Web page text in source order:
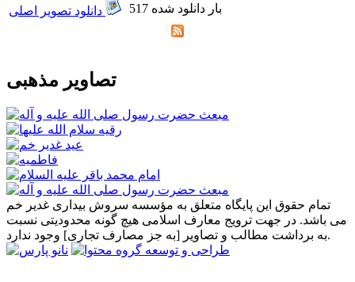
517 بار دانلود شده
تصاویر مذهبی
تمام حقوق این پایگاه متعلق به مؤسسه سروش بیداری غدیر خم
می باشد. در جهت ترویج معارف اسلامی هیچ گونه محدودیتی نسبت
به برداشت مطالب و تصاویر [به جز مصارف تجاری] وجود ندارد.